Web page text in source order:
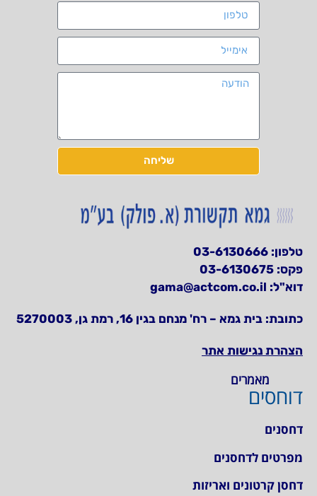
שליחה
טלפון: 03-6130666
פקס: 03-6130675
דוא"ל: gama@actcom.co.il
כתובת: בית גמא – רח' מנחם בגין 16, רמת גן, 5270003
הצהרת נגישות אתר
מאמרים
דוחסים
דחסנים
מפרטים לדחסנים
דחסן קרטונים ואריזות